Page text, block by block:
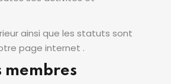
ainsi que les statuts sont
page internet .
membres